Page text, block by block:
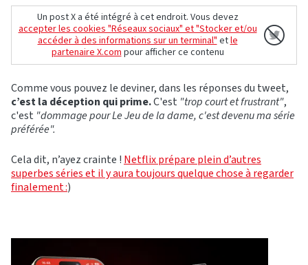
Un post X a été intégré à cet endroit. Vous devez
accepter les cookies "Réseaux sociaux" et "Stocker et/ou
accéder à des informations sur un terminal"etle
partenaire X.compour afficher ce contenu
Comme vous pouvez le deviner, dans les réponses du tweet,
c’est la déception qui prime.C'est "trop court et frustrant",
c'est "dommage pour Le Jeu de la dame, c'est devenu ma série
préférée".
Cela dit, n’ayez crainte ! Netflix prépare plein d’autres
superbes séries et il y aura toujours quelque chose à regarder
finalement :)